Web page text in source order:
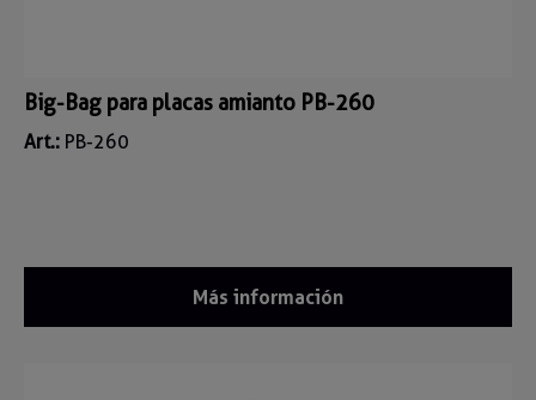
Big-Bag para placas amianto PB-260
Art.: PB-260
Más información